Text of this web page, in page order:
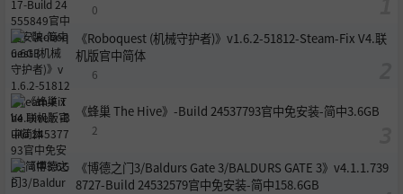
0
《Roboquest (机械守护者)》v1.6.2-51812-Steam-Fix V4.联
机版官中简体
6
《蜂巢 The Hive》-Build 24537793官中免安装-简中3.6GB
2
《博德之门3/Baldurs Gate 3/BALDURS GATE 3》v4.1.1.739
8727-Build 24532579官中免安装-简中158.6GB